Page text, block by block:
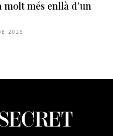
més enllà d’un
2026